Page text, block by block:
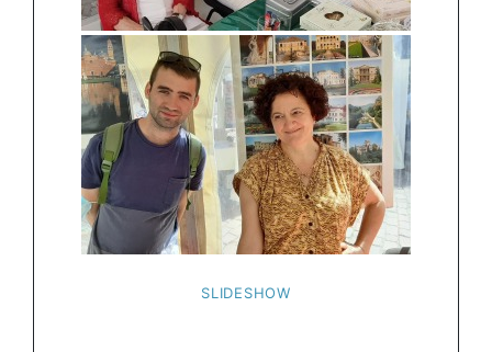
SLIDESHOW